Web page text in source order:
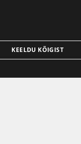
KEELDU KÕIGIST